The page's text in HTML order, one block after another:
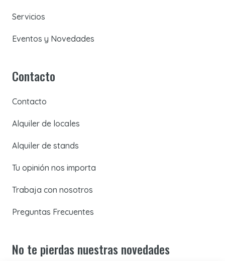
Servicios
Eventos y Novedades
Contacto
Contacto
Alquiler de locales
Alquiler de stands
Tu opinión nos importa
Trabaja con nosotros
Preguntas Frecuentes
No te pierdas nuestras novedades